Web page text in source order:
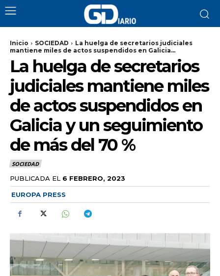
Inicio SOCIEDAD
La huelga de secretarios judiciales
mantiene miles de actos suspendidos en Galicia...
La huelga de secretarios
judiciales mantiene miles
de actos suspendidos en
Galicia y un seguimiento
de más del 70 %
SOCIEDAD
PUBLICADA EL 6 FEBRERO, 2023
EUROPA PRESS